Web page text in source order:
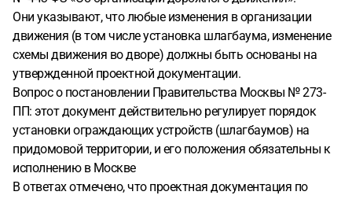
Они указывают, что любые изменения в организации
движения (в том числе установка шлагбаума, изменение
схемы движения во дворе) должны быть основаны на
утвержденной проектной документации.
Вопрос о постановлении Правительства Москвы № 273-
ПП: этот документ действительно регулирует порядок
установки ограждающих устройств (шлагбаумов) на
придомовой территории, и его положения обязательны к
исполнению в Москве
В ответах отмечено, что проектная документация по